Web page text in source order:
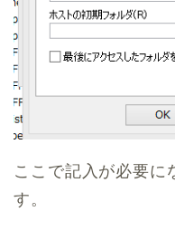
ここで記入が必要に
す。